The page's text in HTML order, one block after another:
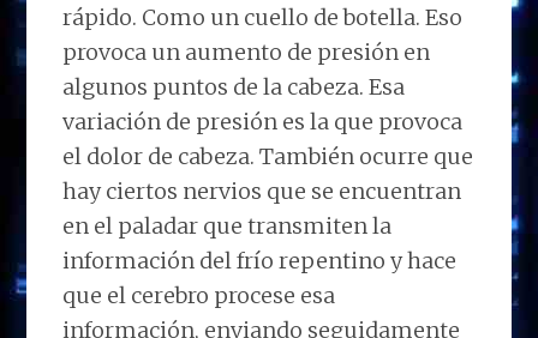
rápido. Como un cuello de botella. Eso
provoca un aumento de presión en
algunos puntos de la cabeza. Esa
variación de presión es la que provoca
el dolor de cabeza. También ocurre que
hay ciertos nervios que se encuentran
en el paladar que transmiten la
información del frío repentino y hace
que el cerebro procese esa
información, enviando seguidamente